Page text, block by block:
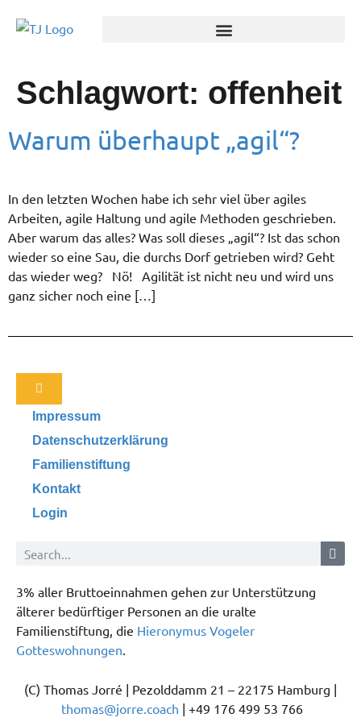
Schlagwort: offenheit
Warum überhaupt „agil“?
In den letzten Wochen habe ich sehr viel über agiles
Arbeiten, agile Haltung und agile Methoden geschrieben.
Aber warum das alles? Was soll dieses „agil“? Ist das schon
wieder so eine Sau, die durchs Dorf getrieben wird? Geht
das wieder weg? Nö! Agilität ist nicht neu und wird uns
ganz sicher noch eine […]
Impressum
Datenschutzerklärung
Familienstiftung
Kontakt
Login
3% aller Bruttoeinnahmen gehen zur Unterstützung
älterer bedürftiger Personen an die uralte
Familienstiftung, die Hieronymus Vogeler
Gotteswohnungen.
(C) Thomas Jorré | Pezolddamm 21 – 22175 Hamburg |
thomas@jorre.coach | +49 176 499 53 766